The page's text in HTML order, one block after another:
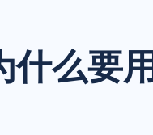
什么要